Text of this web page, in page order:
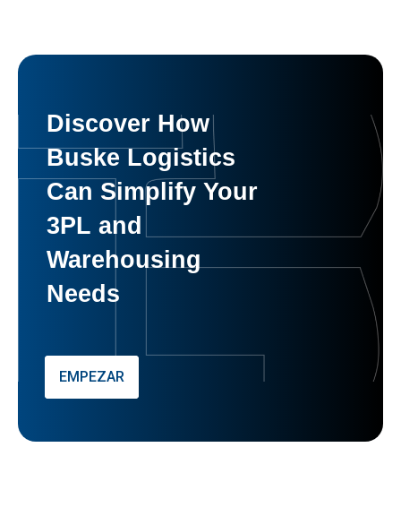
Discover How
Buske Logistics
Can Simplify Your
3PL and
Warehousing
Needs
EMPEZAR